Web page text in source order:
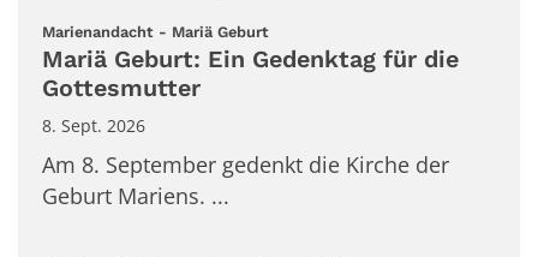
Marienandacht - Mariä Geburt:
Mariä Geburt: Ein Gedenktag für die
Gottesmutter
8. Sept. 2026
Am 8. September gedenkt die Kirche der
Geburt Mariens. ...